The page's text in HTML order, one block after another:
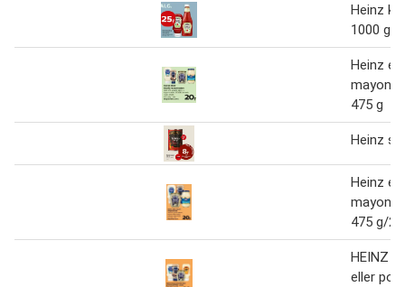
Heinz
1000 g
Heinz
475 g
Heinz
Heinz
475 g/
HEINZ
eller